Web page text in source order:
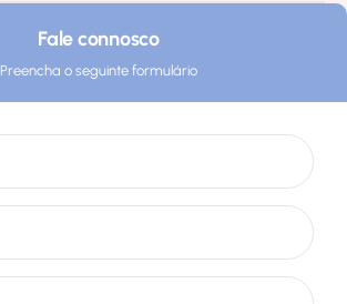
Fale connosco
Preencha o seguinte formulário